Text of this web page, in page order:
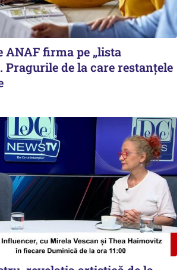
ANAF firma pe „lista
Pragurile de la care restanțele